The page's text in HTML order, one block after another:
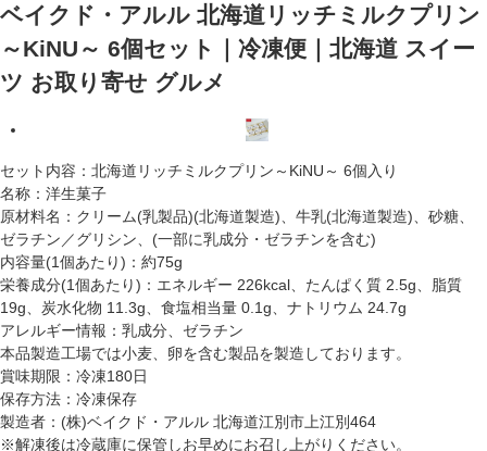
ベイクド・アルル 北海道リッチミルクプリン
～KiNU～ 6個セット｜冷凍便｜北海道 スイー
ツ お取り寄せ グルメ
セット内容：北海道リッチミルクプリン～KiNU～ 6個入り
名称：洋生菓子
原材料名：クリーム(乳製品)(北海道製造)、牛乳(北海道製造)、砂糖、
ゼラチン／グリシン、(一部に乳成分・ゼラチンを含む)
内容量(1個あたり)：約75g
栄養成分(1個あたり)：エネルギー 226kcal、たんぱく質 2.5g、脂質
19g、炭水化物 11.3g、食塩相当量 0.1g、ナトリウム 24.7g
アレルギー情報：乳成分、ゼラチン
本品製造工場では小麦、卵を含む製品を製造しております。
賞味期限：冷凍180日
保存方法：冷凍保存
製造者：(株)ベイクド・アルル 北海道江別市上江別464
※解凍後は冷蔵庫に保管しお早めにお召し上がりください。